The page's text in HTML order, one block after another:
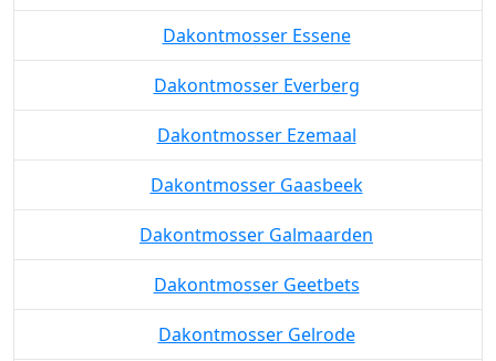
Dakontmosser Essene
Dakontmosser Everberg
Dakontmosser Ezemaal
Dakontmosser Gaasbeek
Dakontmosser Galmaarden
Dakontmosser Geetbets
Dakontmosser Gelrode